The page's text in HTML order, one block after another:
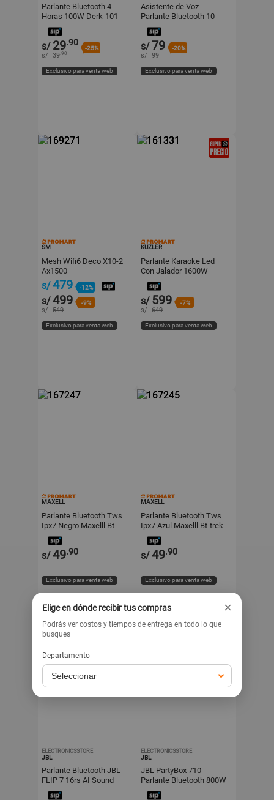
Parlante Bluetooth 4
Horas 100W Derk-101
s/ 29.90
-25%
s/ 39.90
Exclusivo para venta web
Asistente de Voz
Parlante Bluetooth 10
Horas Echoboom-m1
s/79 -20%
s/ 99
Exclusivo para venta web
SM
Mesh Wifi6 Deco X10-2
Ax1500
s/479 -12%
s/499 -9%
s/ 549
Exclusivo para venta web
KUZLER
Parlante Karaoke Led
Con Jalador 1600W
Partyload-1 Kuzler
s/ 599 -7%
s/ 649
Exclusivo para venta web
MAXELL
Parlante Bluetooth Tws
Ipx7 Negro Maxelll Bt-
trek
s/49.90
Exclusivo para venta web
MAXELL
Parlante Bluetooth Tws
Ipx7 Azul Maxelll Bt-trek
s/49.90
Exclusivo para venta web
ELECTRONICSSTORE
JBL
Parlante Bluetooth JBL
FLIP 7 16rs AI Sound
Boost Negro
ELECTRONICSSTORE
JBL
JBL PartyBox 710
Parlante Bluetooth 800W
Portatil IPX4
Elige en dónde recibir tus compras ×
Podrás ver costos y tiempos de entrega en todo lo que
busques
Departamento